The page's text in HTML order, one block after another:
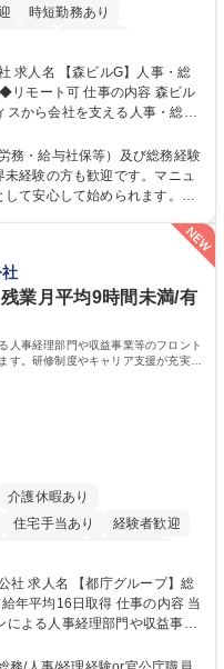
時短勤務あり
駅近5分以内 土日祝休み
総
事の内容 森ビル
スから会社を支える人事・総務
ンスよく担当し、ゆくゆくは制
ある環境です。 ■勤怠管
等の労務管理全般 ■入退社手続
ア業務 ■社内イベントの企画
わせて不足している部分はいつ
、安心して成長できます。 募
月◆年休120日◆残業少なめ◆
務・給与社保等）及び総務経験
未経験の方も歓迎です。マニュ
て安心して始められます。
事制度の改定など会社のコア業
貢献度をダイレクトに実感で
、ワークライフバランスを保
幅広い経験を活かし、長期的な
挑戦を全力で応援します。 学
学校 高校 語学力： 資格：日商
定3級
業月平均9時間未満/有
人事経理部門や収益事業等のフロント
。研修制度やキャリア支援が充実し
介護休暇あり
住宅手当あり
経験者歓迎
補助あり
】総
日取得 仕事の内容 当
よる人事経理部門や収益事業
務をお任せいたします。研修
詳細 【業務詳細】■